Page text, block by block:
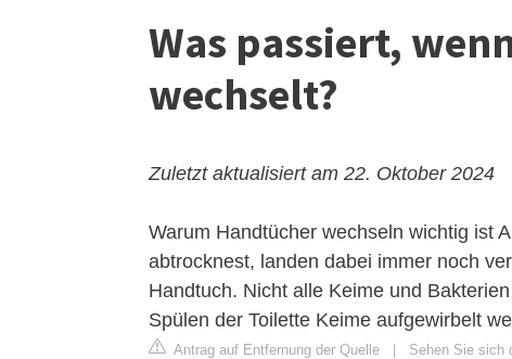
Was passiert,
wechselt?
Zuletzt aktualisiert am 22. Oktober 2024
Warum Handtücher wechseln wichtig ist
abtrocknest, landen dabei immer noch
Handtuch. Nicht alle Keime und
Spülen der Toilette Keime aufgewirbelt
Antrag auf Entfernung der Quelle Sehen Sie sich